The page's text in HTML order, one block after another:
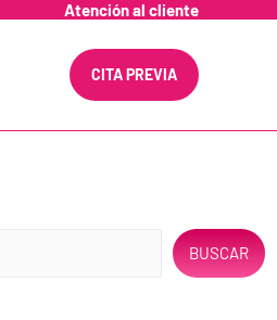
Atención al cliente
CITA PREVIA
BUSCAR